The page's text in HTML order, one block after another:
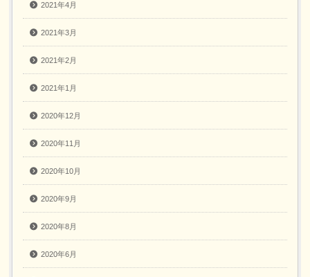
2021年4月
2021年3月
2021年2月
2021年1月
2020年12月
2020年11月
2020年10月
2020年9月
2020年8月
2020年6月